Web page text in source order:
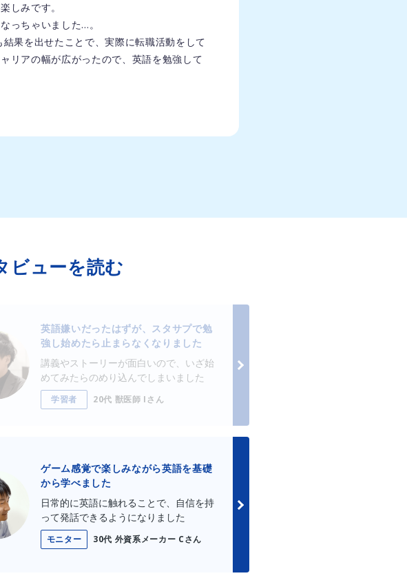
しみです。
っちゃいました…。
果を出せたことで、実際に転職活動をして
リアの幅が広がったので、英語を勉強して
ビューを読む
英語嫌いだったはずが、スタサプで勉
強し始めたら止まらなくなりました
講義やストーリーが面白いので、いざ始
めてみたらのめり込んでしまいました
学習者 20代 獣医師 Iさん
ゲーム感覚で楽しみながら英語を基礎
から学べました
日常的に英語に触れることで、自信を持
って発話できるようになりました
モニター 30代 外資系メーカー Cさん